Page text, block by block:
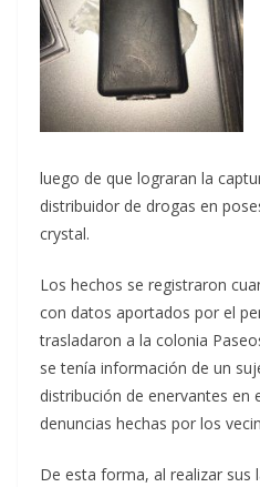
luego de que lograran la
distribuidor de drogas en
crystal.
Los hechos se registraron
con datos aportados por el
trasladaron a la colonia
se tenía información de un
distribución de enervantes en
denuncias hechas por los
De esta forma, al realizar sus